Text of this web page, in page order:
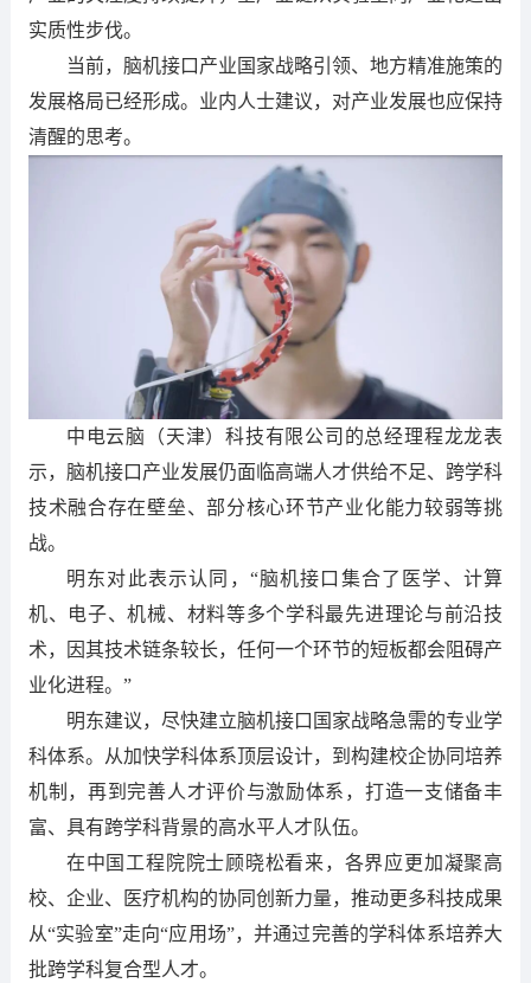
实质性步伐。
当前，脑机接口产业国家战略引领、地方精准施策的
发展格局已经形成。业内人士建议，对产业发展也应保持
清醒的思考。
中电云脑（天津）科技有限公司的总经理程龙龙表
示，脑机接口产业发展仍面临高端人才供给不足、跨学科
技术融合存在壁垒、部分核心环节产业化能力较弱等挑
战。
明东对此表示认同，“脑机接口集合了医学、计算
机、电子、机械、材料等多个学科最先进理论与前沿技
术，因其技术链条较长，任何一个环节的短板都会阻碍产
业化进程。”
明东建议，尽快建立脑机接口国家战略急需的专业学
科体系。从加快学科体系顶层设计，到构建校企协同培养
机制，再到完善人才评价与激励体系，打造一支储备丰
富、具有跨学科背景的高水平人才队伍。
在中国工程院院士顾晓松看来，各界应更加凝聚高
校、企业、医疗机构的协同创新力量，推动更多科技成果
从“实验室”走向“应用场”，并通过完善的学科体系培养大
批跨学科复合型人才。